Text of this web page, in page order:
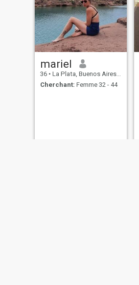
mariel
36 • La Plata, Buenos Aires, Argentine
Cherchant: Femme 32 - 44